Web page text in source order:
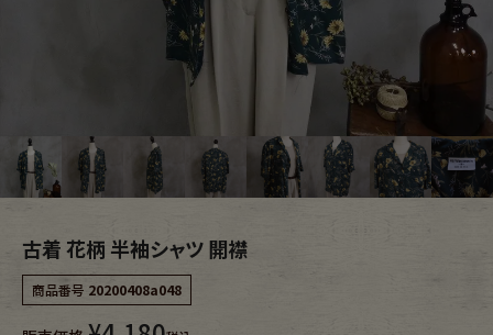
メンズ商品カテゴリーから探す
Tops Outer
Bottoms Fafatt
レディース商品カテゴリーから探す
Tops
古着 花柄 半袖シャツ 開襟
商品番号 20200408a048